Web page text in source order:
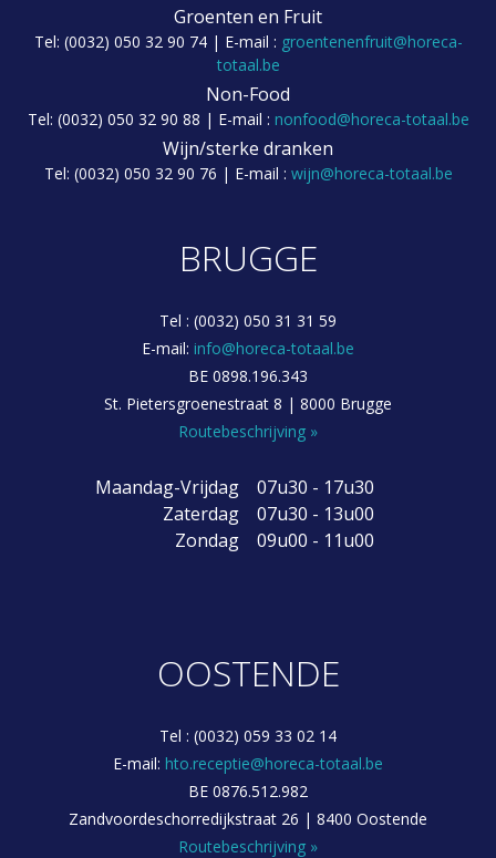
Groenten en Fruit
Tel: (0032) 050 32 90 74 | E-mail : groentenenfruit@horeca-
totaal.be
Non-Food
Tel: (0032) 050 32 90 88 | E-mail : nonfood@horeca-totaal.be
Wijn/sterke dranken
Tel: (0032) 050 32 90 76 | E-mail : wijn@horeca-totaal.be
BRUGGE
Tel : (0032) 050 31 31 59
E-mail: info@horeca-totaal.be
BE 0898.196.343
St. Pietersgroenestraat 8 | 8000 Brugge
Routebeschrijving »
Maandag-Vrijdag
Zaterdag
Zondag
07u30 - 17u30
07u30 - 13u00
09u00 - 11u00
OOSTENDE
Tel : (0032) 059 33 02 14
E-mail: hto.receptie@horeca-totaal.be
BE 0876.512.982
Zandvoordeschorredijkstraat 26 | 8400 Oostende
Routebeschrijving »